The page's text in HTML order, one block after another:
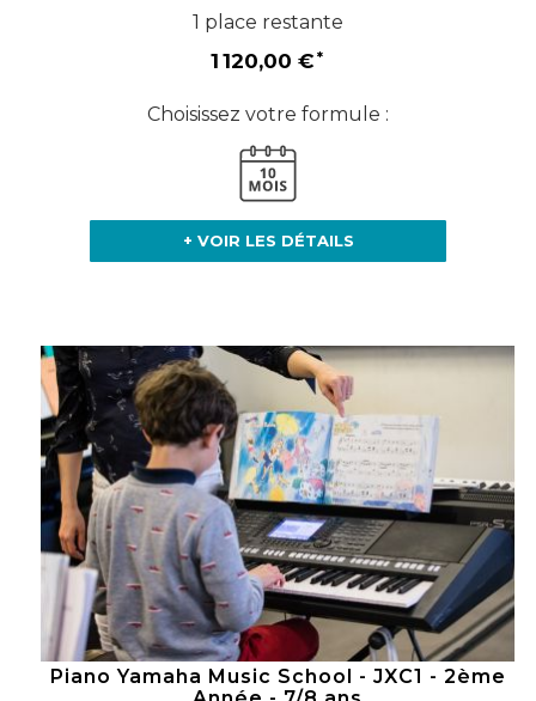
1 place restante
1 120,00 €
Choisissez votre formule :
+ VOIR LES DÉTAILS
Piano Yamaha Music School - JXC1 - 2ème